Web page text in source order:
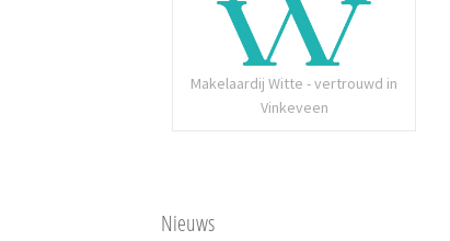
Makelaardij Witte - vertrouwd in
Vinkeveen
Nieuws